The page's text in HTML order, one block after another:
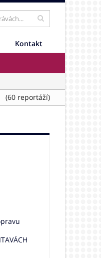
Kontakt
(60 reportáží)